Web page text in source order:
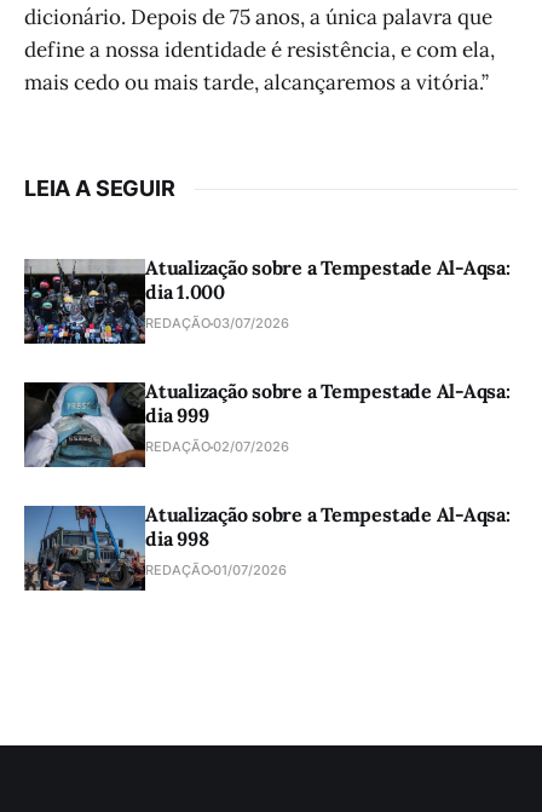
dicionário. Depois de 75 anos, a única palavra que
define a nossa identidade é resistência, e com ela,
mais cedo ou mais tarde, alcançaremos a vitória.”
LEIA A SEGUIR
Atualização sobre a Tempestade Al-Aqsa:
dia 1.000
REDAÇÃO03/07/2026
Atualização sobre a Tempestade Al-Aqsa:
dia 999
REDAÇÃO02/07/2026
Atualização sobre a Tempestade Al-Aqsa:
dia 998
REDAÇÃO01/07/2026